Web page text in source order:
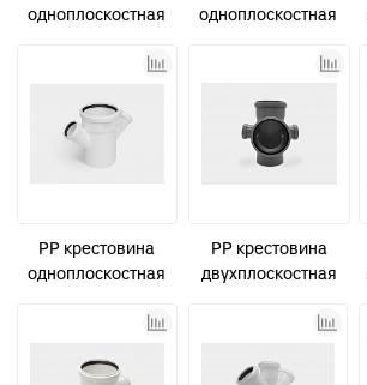
одноплоскостная
D110х50х50/45°
одноплоскостная
D50х50х50/45°
PP крестовина
одноплоскостная
УЮТ КОНТУР
PP крестовина
двухплоскостная
D110х50х50х110/90°